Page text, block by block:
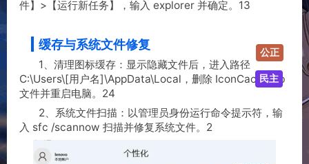
件】>【运行新任务】，输入 explorer 并确定。‌‌1‌‌3
‌缓存与系统文件修复‌
‌1、清理图标缓存‌：显示隐藏文件后，进入路径
C:\Users\[用户名]\AppData\Local，删除 IconCache.db
文件并重启电脑。‌‌2‌‌4
2‌、系统文件扫描‌：以管理员身份运行命令提示符，输
入 sfc /scannow 扫描并修复系统文件。‌‌2‌‌
民主
公正